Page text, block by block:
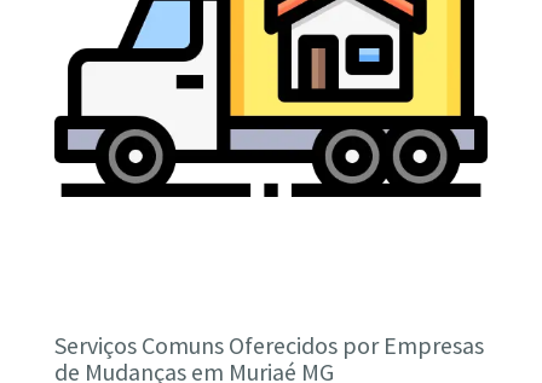
Serviços Comuns Oferecidos por Empresas
de Mudanças em Muriaé MG